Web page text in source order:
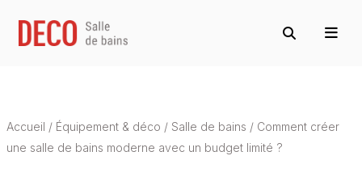
Accueil / Équipement & déco / Salle de bains / Comment créer
une salle de bains moderne avec un budget limité ?